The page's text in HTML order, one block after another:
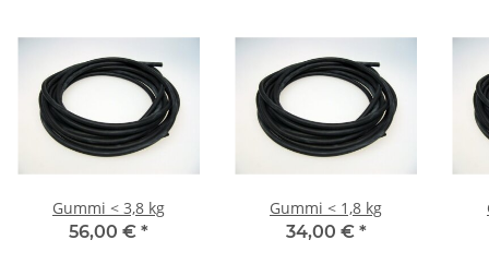
Gummi < 3,8 kg
56,00 € *
Gummi < 1,8 kg
34,00 € *